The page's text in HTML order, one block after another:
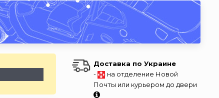
Доставка по Украине
-
на отделение Новой
Почты или курьером до двери